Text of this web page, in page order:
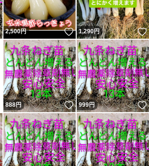
いいね！
2,500円 いいね！
1,290円
いいね！
888円 いいね！
999円